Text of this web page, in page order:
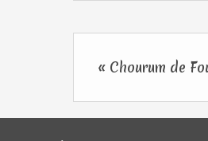
« Chourum de